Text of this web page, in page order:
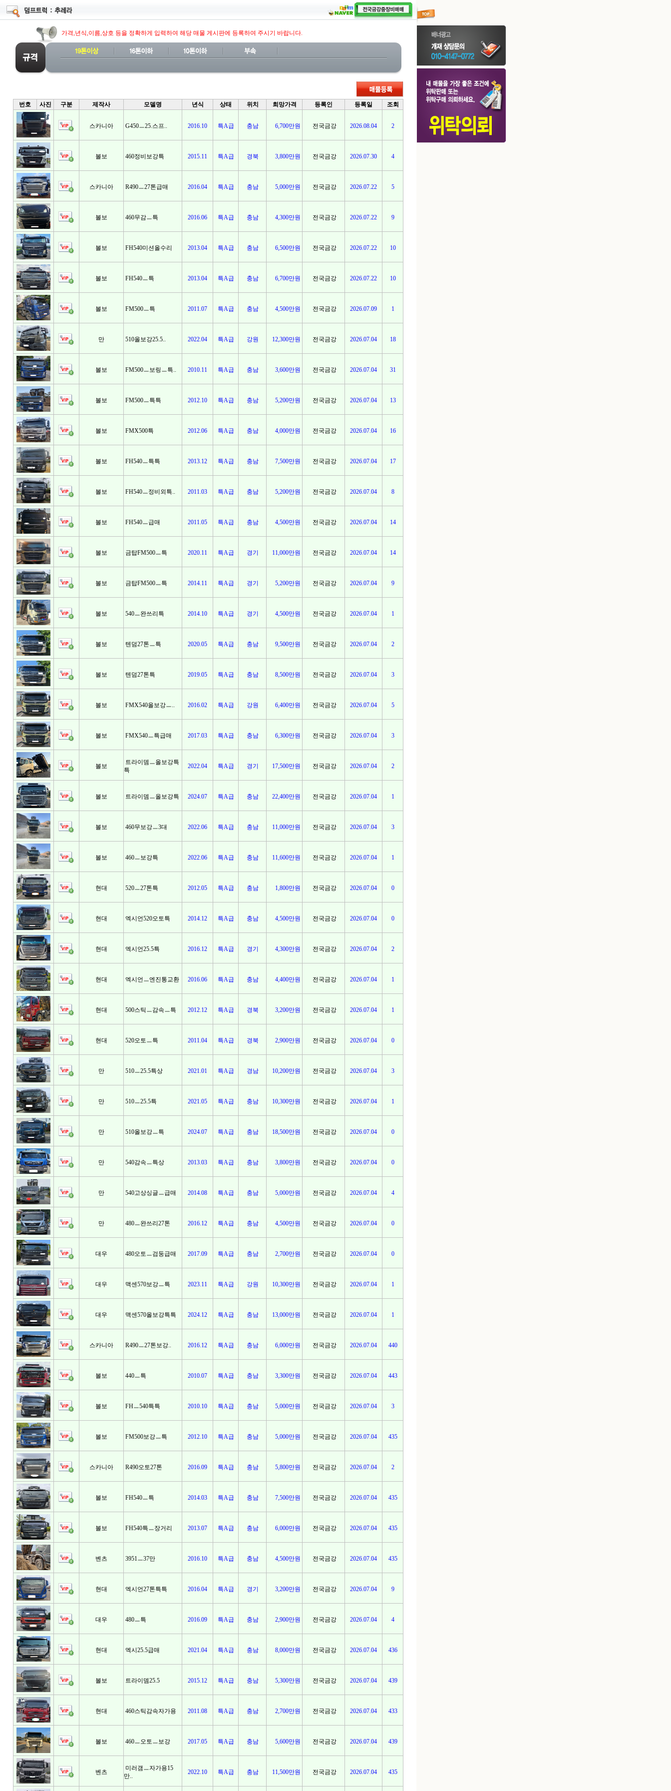
가격,년식,이름,상호 등을 정확하게 입력하여 해당 매물 게시판에 등록하여 주시기 바랍니다.
번호 사진 구분 제작사 모델명 년식 상태 위치 희망가격 등록인 등록일 조회
스카니아 G450ㅡ25.스프.. 2016.10 특A급 충남 6,700만원 전국금강 2026.08.04 2
볼보 460정비보강특 2015.11 특A급 경북 3,800만원 전국금강 2026.07.30 4
스카니아 R490ㅡ27톤급매 2016.04 특A급 충남 5,000만원 전국금강 2026.07.22 5
볼보 460무감ㅡ특 2016.06 특A급 충남 4,300만원 전국금강 2026.07.22 9
볼보 FH540미션올수리 2013.04 특A급 충남 6,500만원 전국금강 2026.07.22 10
볼보 FH540ㅡ특 2013.04 특A급 충남 6,700만원 전국금강 2026.07.22 10
볼보 FM500ㅡ특 2011.07 특A급 충남 4,500만원 전국금강 2026.07.09 1
만 510올보강25.5.. 2022.04 특A급 강원 12,300만원 전국금강 2026.07.04 18
볼보 FM500ㅡ보링ㅡ특.. 2010.11 특A급 충남 3,600만원 전국금강 2026.07.04 31
볼보 FM500ㅡ특특 2012.10 특A급 충남 5,200만원 전국금강 2026.07.04 13
볼보 FMX500특 2012.06 특A급 충남 4,000만원 전국금강 2026.07.04 16
볼보 FH540ㅡ특특 2013.12 특A급 충남 7,500만원 전국금강 2026.07.04 17
볼보 FH540ㅡ정비외특.. 2011.03 특A급 충남 5,200만원 전국금강 2026.07.04 8
볼보 FH540ㅡ급매 2011.05 특A급 충남 4,500만원 전국금강 2026.07.04 14
볼보 금탑FM500ㅡ특 2020.11 특A급 경기 11,000만원 전국금강 2026.07.04 14
볼보 금탑FM500ㅡ특 2014.11 특A급 경기 5,200만원 전국금강 2026.07.04 9
볼보 540ㅡ완쓰리특 2014.10 특A급 경기 4,500만원 전국금강 2026.07.04 1
볼보 텐덤27톤ㅡ특 2020.05 특A급 충남 9,500만원 전국금강 2026.07.04 2
볼보 텐덤27톤특 2019.05 특A급 충남 8,500만원 전국금강 2026.07.04 3
볼보 FMX540올보강ㅡ.. 2016.02 특A급 강원 6,400만원 전국금강 2026.07.04 5
볼보 FMX540ㅡ특급매 2017.03 특A급 충남 6,300만원 전국금강 2026.07.04 3
볼보
트라이뎀ㅡ올보강특
특
2022.04 특A급 경기 17,500만원 전국금강 2026.07.04 2
볼보 트라이뎀ㅡ올보강특 2024.07 특A급 충남 22,400만원 전국금강 2026.07.04 1
볼보 460무보강ㅡ3대 2022.06 특A급 충남 11,000만원 전국금강 2026.07.04 3
볼보 460ㅡ보강특 2022.06 특A급 충남 11,600만원 전국금강 2026.07.04 1
현대 520ㅡ27톤특 2012.05 특A급 충남 1,800만원 전국금강 2026.07.04 0
현대 엑시언520오토특 2014.12 특A급 충남 4,500만원 전국금강 2026.07.04 0
현대 엑시언25.5특 2016.12 특A급 경기 4,300만원 전국금강 2026.07.04 2
현대 엑시언ㅡ엔진통교환 2016.06 특A급 충남 4,400만원 전국금강 2026.07.04 1
현대 500스틱ㅡ감속ㅡ특 2012.12 특A급 경북 3,200만원 전국금강 2026.07.04 1
현대 520오토ㅡ특 2011.04 특A급 경북 2,900만원 전국금강 2026.07.04 0
만 510ㅡ25.5특상 2021.01 특A급 경남 10,200만원 전국금강 2026.07.04 3
만 510ㅡ25.5특 2021.05 특A급 충남 10,300만원 전국금강 2026.07.04 1
만 510올보강ㅡ특 2024.07 특A급 충남 18,500만원 전국금강 2026.07.04 0
만 540감속ㅡ특상 2013.03 특A급 충남 3,800만원 전국금강 2026.07.04 0
만 540고상싱글ㅡ급매 2014.08 특A급 충남 5,000만원 전국금강 2026.07.04 4
만 480ㅡ완쓰리27톤 2016.12 특A급 충남 4,500만원 전국금강 2026.07.04 0
대우 480오토ㅡ검둥급매 2017.09 특A급 충남 2,700만원 전국금강 2026.07.04 0
대우 맥센570보강ㅡ특 2023.11 특A급 강원 10,300만원 전국금강 2026.07.04 1
대우 맥센570올보강특특 2024.12 특A급 충남 13,000만원 전국금강 2026.07.04 1
스카니아 R490ㅡ27톤보강.. 2016.12 특A급 충남 6,000만원 전국금강 2026.07.04 440
볼보 440ㅡ특 2010.07 특A급 충남 3,300만원 전국금강 2026.07.04 443
볼보 FHㅡ540특특 2010.10 특A급 충남 5,000만원 전국금강 2026.07.04 3
볼보 FM500보강ㅡ특 2012.10 특A급 충남 5,000만원 전국금강 2026.07.04 435
스카니아 R490오토27톤 2016.09 특A급 충남 5,800만원 전국금강 2026.07.04 2
볼보 FH540ㅡ특 2014.03 특A급 충남 7,500만원 전국금강 2026.07.04 435
볼보 FH540특ㅡ장거리 2013.07 특A급 충남 6,000만원 전국금강 2026.07.04 435
벤츠 3951ㅡ37만 2016.10 특A급 충남 4,500만원 전국금강 2026.07.04 435
현대 엑시언27톤특특 2016.04 특A급 경기 3,200만원 전국금강 2026.07.04 9
대우 480ㅡ특 2016.09 특A급 충남 2,900만원 전국금강 2026.07.04 4
현대 엑시25.5급매 2021.04 특A급 충남 8,000만원 전국금강 2026.07.04 436
볼보 트라이뎀25.5 2015.12 특A급 충남 5,300만원 전국금강 2026.07.04 439
현대 460스틱감속자가용 2011.08 특A급 충남 2,700만원 전국금강 2026.07.04 433
볼보 460ㅡ오토ㅡ보강 2017.05 특A급 충남 5,600만원 전국금강 2026.07.04 439
벤츠
미러갬ㅡ자가용15
만..
2022.10 특A급 충남 11,500만원 전국금강 2026.07.04 435